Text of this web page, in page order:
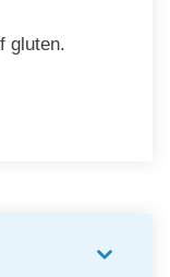
gluten.